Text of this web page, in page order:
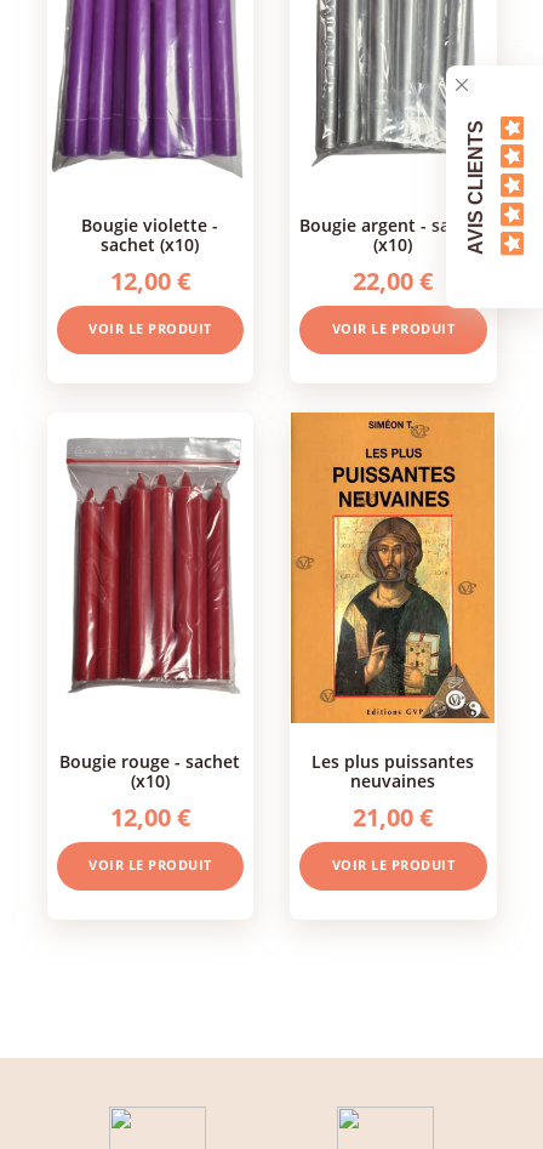
bougie violette -
sachet (x10)
12,00 €
VOIR LE PRODUIT
bougie argent - sachet
(x10)
22,00 €
VOIR LE PRODUIT
bougie rouge - sachet
(x10)
12,00 €
VOIR LE PRODUIT
les plus puissantes
neuvaines
21,00 €
VOIR LE PRODUIT
AVIS CLIENTS